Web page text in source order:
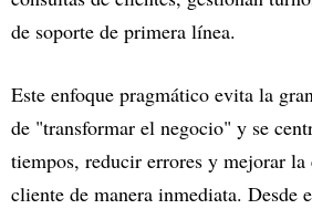
de soporte de primera línea.
Este enfoque pragmático evita la
de "transformar el negocio" y se
tiempos, reducir errores y mejorar la
cliente de manera inmediata. Desde